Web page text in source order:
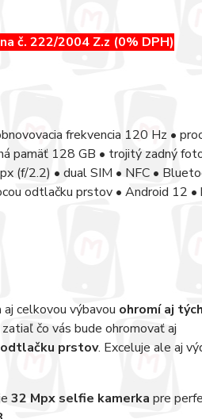
č. 222/2004 Z.z (0% DPH)
frekvencia 120 Hz •
pamäť 128 GB • trojitý zadný
(f/2.2) • dual SIM • NFC •
odtlačku prstov • Android 12 •
aj celkovou výbavou ohromí aj tých
zatiaľ čo vás bude ohromovať aj
prstov. Exceluje ale aj
32 Mpx selfie kamerka pre